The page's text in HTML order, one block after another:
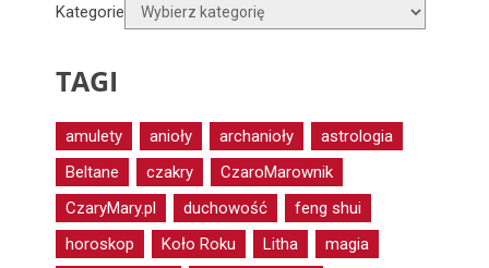
Kategorie
TAGI
amulety anioły archanioły
astrologia
Beltane
czakry
CzaroMarownik
CzaryMary.pl
duchowość
feng shui
horoskop
Koło Roku Litha
magia